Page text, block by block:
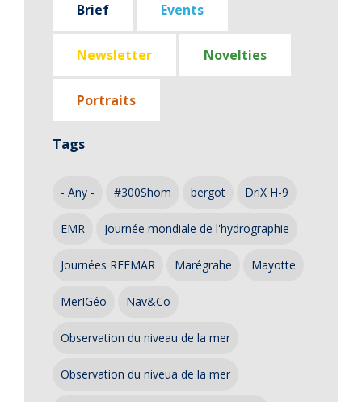
Brief Events
Newsletter Novelties
Portraits
Tags
- Any - #300Shom bergot DriX H-9
EMR Journée mondiale de l'hydrographie
Journées REFMAR Marégrahe Mayotte
MerIGéo Nav&Co
Observation du niveau de la mer
Observation du niveua de la mer